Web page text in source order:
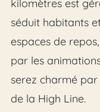
kilomètres est
séduit habitants
espaces de
par les
serez charmé
de la High Line.